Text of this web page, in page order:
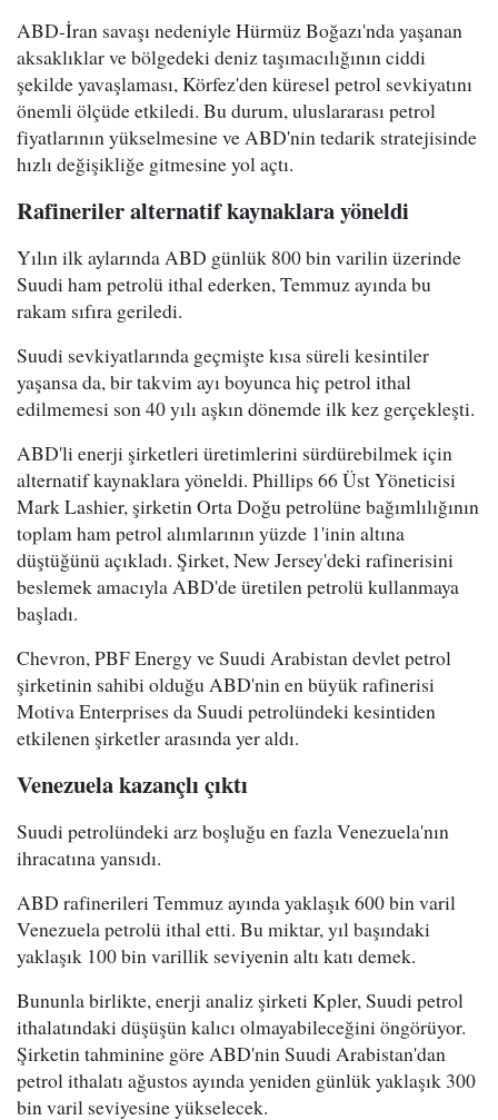
ABD-İran savaşı nedeniyle Hürmüz Boğazı'nda yaşanan
aksaklıklar ve bölgedeki deniz taşımacılığının ciddi
şekilde yavaşlaması, Körfez'den küresel petrol sevkiyatını
önemli ölçüde etkiledi. Bu durum, uluslararası petrol
fiyatlarının yükselmesine ve ABD'nin tedarik stratejisinde
hızlı değişikliğe gitmesine yol açtı.
Rafineriler alternatif kaynaklara yöneldi
Yılın ilk aylarında ABD günlük 800 bin varilin üzerinde
Suudi ham petrolü ithal ederken, Temmuz ayında bu
rakam sıfıra geriledi.
Suudi sevkiyatlarında geçmişte kısa süreli kesintiler
yaşansa da, bir takvim ayı boyunca hiç petrol ithal
edilmemesi son 40 yılı aşkın dönemde ilk kez gerçekleşti.
ABD'li enerji şirketleri üretimlerini sürdürebilmek için
alternatif kaynaklara yöneldi. Phillips 66 Üst Yöneticisi
Mark Lashier, şirketin Orta Doğu petrolüne bağımlılığının
toplam ham petrol alımlarının yüzde 1'inin altına
düştüğünü açıkladı. Şirket, New Jersey'deki rafinerisini
beslemek amacıyla ABD'de üretilen petrolü kullanmaya
başladı.
Chevron, PBF Energy ve Suudi Arabistan devlet petrol
şirketinin sahibi olduğu ABD'nin en büyük rafinerisi
Motiva Enterprises da Suudi petrolündeki kesintiden
etkilenen şirketler arasında yer aldı.
Venezuela kazançlı çıktı
Suudi petrolündeki arz boşluğu en fazla Venezuela'nın
ihracatına yansıdı.
ABD rafinerileri Temmuz ayında yaklaşık 600 bin varil
Venezuela petrolü ithal etti. Bu miktar, yıl başındaki
yaklaşık 100 bin varillik seviyenin altı katı demek.
Bununla birlikte, enerji analiz şirketi Kpler, Suudi petrol
ithalatındaki düşüşün kalıcı olmayabileceğini öngörüyor.
Şirketin tahminine göre ABD'nin Suudi Arabistan'dan
petrol ithalatı ağustos ayında yeniden günlük yaklaşık 300
bin varil seviyesine yükselecek.